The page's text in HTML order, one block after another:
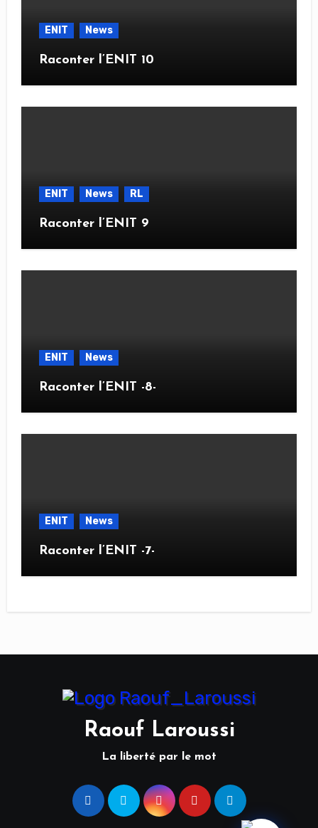
ENIT News
Raconter l’ENIT 10
ENIT News RL
Raconter l’ENIT 9
ENIT News
Raconter l’ENIT -8-
ENIT News
Raconter l’ENIT -7-
Raouf Laroussi
La liberté par le mot